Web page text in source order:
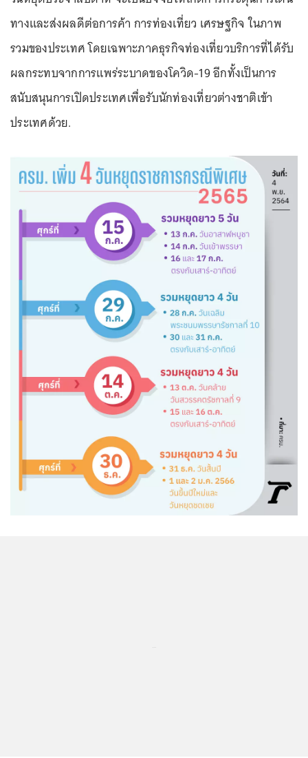
ทางและส่งผลดีต่อการค้า การท่องเที่ยว เศรษฐกิจ ในภาพ
รวมของประเทศ โดยเฉพาะภาคธุรกิจท่องเที่ยวบริการที่ได้รับ
ผลกระทบจากการแพร่ระบาดของโควิด-19 อีกทั้งเป็นการ
สนับสนุนการเปิดประเทศเพื่อรับนักท่องเที่ยวต่างชาติเข้า
ประเทศด้วย.